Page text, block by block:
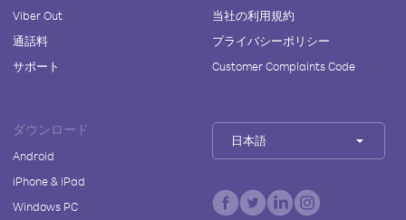
Viber Out
通話料
サポート
当社の利用規約
プライバシーポリシー
Customer Complaints Code
ダウンロード
Android
iPhone & iPad
Windows PC
日本語